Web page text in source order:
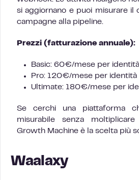
si aggiornano e puoi misurare
campagne alla pipeline.
Prezzi (fatturazione annuale):
Basic: 60€/mese per identità
Pro: 120€/mese per identità
Ultimate: 180€/mese per
Se cerchi una piattaforma
misurabile senza
Growth Machine è la scelta più
Waalaxy